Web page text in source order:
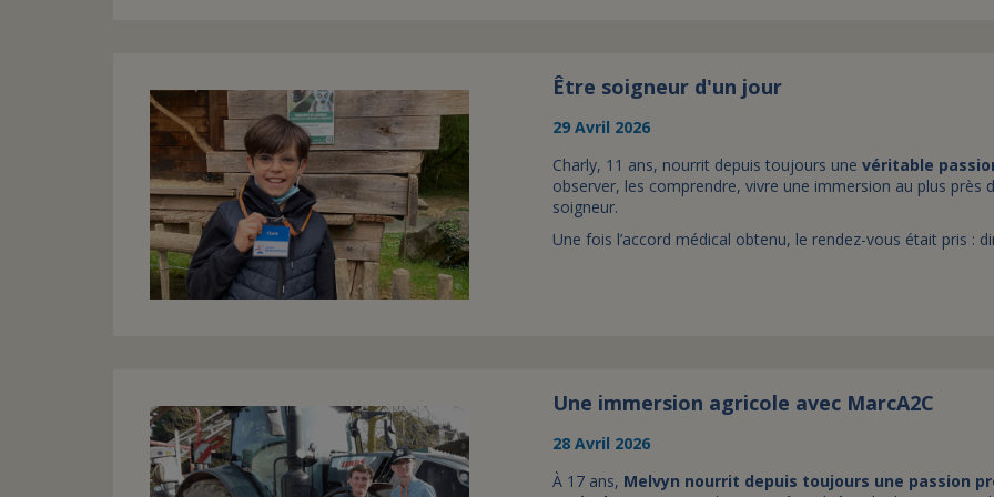
Être soigneur d'un jour
29 Avril 2026
Charly, 11 ans, nourrit depuis toujours une véritable
observer, les comprendre, vivre une immersion au plus
soigneur.
Une fois l’accord médical obtenu, le rendez-vous était pris :
Une immersion agricole avec MarcA2C
28 Avril 2026
À 17 ans, Melvyn nourrit depuis toujours une passion